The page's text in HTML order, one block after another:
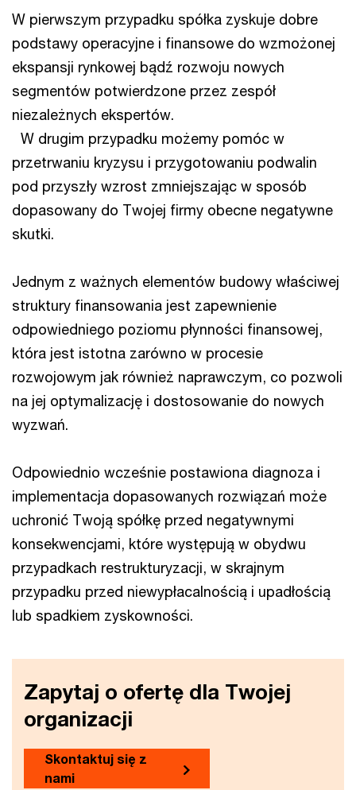
W pierwszym przypadku spółka zyskuje dobre
podstawy operacyjne i finansowe do wzmożonej
ekspansji rynkowej bądź rozwoju nowych
segmentów potwierdzone przez zespół
niezależnych ekspertów.
W drugim przypadku możemy pomóc w
przetrwaniu kryzysu i przygotowaniu podwalin
pod przyszły wzrost zmniejszając w sposób
dopasowany do Twojej firmy obecne negatywne
skutki.
Jednym z ważnych elementów budowy właściwej
struktury finansowania jest zapewnienie
odpowiedniego poziomu płynności finansowej,
która jest istotna zarówno w procesie
rozwojowym jak również naprawczym, co pozwoli
na jej optymalizację i dostosowanie do nowych
wyzwań.
Odpowiednio wcześnie postawiona diagnoza i
implementacja dopasowanych rozwiązań może
uchronić Twoją spółkę przed negatywnymi
konsekwencjami, które występują w obydwu
przypadkach restrukturyzacji, w skrajnym
przypadku przed niewypłacalnością i upadłością
lub spadkiem zyskowności.
Zapytaj o ofertę dla Twojej
organizacji
Skontaktuj się z
nami